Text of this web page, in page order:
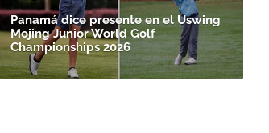
Panamá dice presente en el Uswing
Mojing Junior World Golf
Championships 2026